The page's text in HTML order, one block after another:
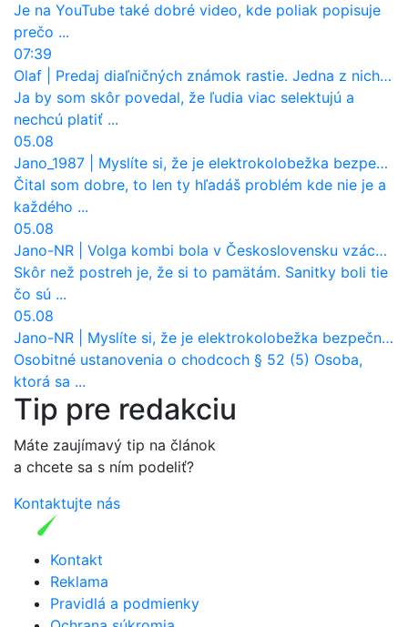
Je na YouTube také dobré video, kde poliak popisuje
prečo ...
07:39
Olaf
Predaj diaľničných známok rastie. Jedna z nich zaznamenala nečakane výrazný nárast
Ja by som skôr povedal, že ľudia viac selektujú a
nechcú platiť ...
05.08
Jano_1987
Myslíte si, že je elektrokolobežka bezpečná? Tento test odhalil vážny problém
Čital som dobre, to len ty hľadáš problém kde nie je a
každého ...
05.08
Jano-NR
Volga kombi bola v Československu vzácnosť. Jazdila ako sanitka, aj pre Verejnú bezpečnosť
Skôr než postreh je, že si to pamätám. Sanitky boli tie
čo sú ...
05.08
Jano-NR
Myslíte si, že je elektrokolobežka bezpečná? Tento test odhalil vážny problém
Osobitné ustanovenia o chodcoch § 52 (5) Osoba,
ktorá sa ...
Tip pre redakciu
Máte zaujímavý tip na článok
a chcete sa s ním podeliť?
Kontaktujte nás
Kontakt
Reklama
Pravidlá a podmienky